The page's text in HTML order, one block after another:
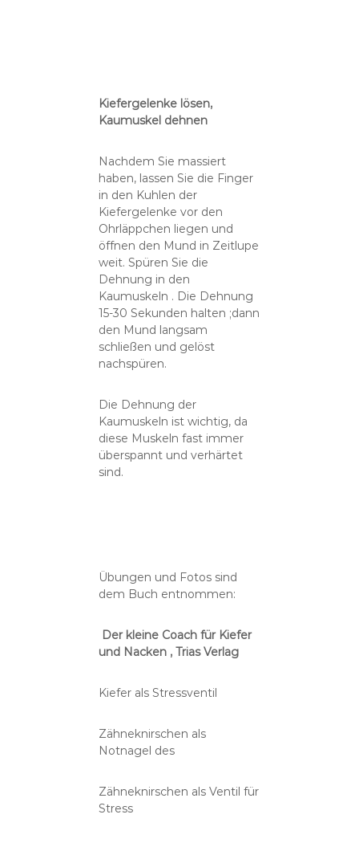
Kiefergelenke lösen,
Kaumuskel dehnen
Nachdem Sie massiert
haben, lassen Sie die Finger
in den Kuhlen der
Kiefergelenke vor den
Ohrläppchen liegen und
öffnen den Mund in Zeitlupe
weit. Spüren Sie die
Dehnung in den
Kaumuskeln . Die Dehnung
15-30 Sekunden halten ;dann
den Mund langsam
schließen und gelöst
nachspüren.
Die Dehnung der
Kaumuskeln ist wichtig, da
diese Muskeln fast immer
überspannt und verhärtet
sind.
Übungen und Fotos sind
dem Buch entnommen:
Der kleine Coach für Kiefer
und Nacken , Trias Verlag
Kiefer als Stressventil
Zähneknirschen als
Notnagel des
Zähneknirschen als Ventil für
Stress